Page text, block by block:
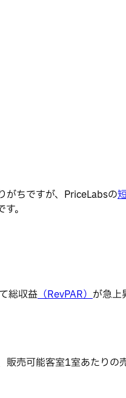
がちですが、PriceLabsの
。
総収益 （RevPAR） が急上
販売可能客室1室あたりの